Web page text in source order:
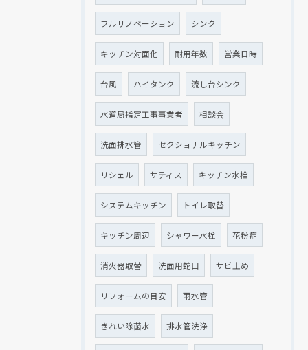
フルリノベーション シンク
キッチン対面化 耐用年数 営業日時
台風 ハイタンク 流し台シンク
水道局指定工事事業者 相談会
洗面排水管 セクショナルキッチン
リシェル サティス キッチン水栓
システムキッチン トイレ取替
キッチン周辺 シャワー水栓 花粉症
消火器取替 洗面用蛇口 サビ止め
リフォームの目安 雨水管
きれい除菌水 排水管洗浄